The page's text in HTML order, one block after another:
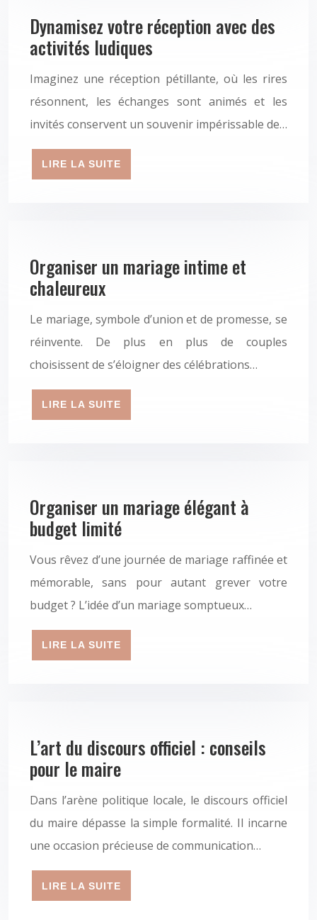
Dynamisez votre réception avec des
activités ludiques
Imaginez une réception pétillante, où les rires
résonnent, les échanges sont animés et les
invités conservent un souvenir impérissable de…
LIRE LA SUITE
Organiser un mariage intime et
chaleureux
Le mariage, symbole d’union et de promesse, se
réinvente. De plus en plus de couples
choisissent de s’éloigner des célébrations…
LIRE LA SUITE
Organiser un mariage élégant à
budget limité
Vous rêvez d’une journée de mariage raffinée et
mémorable, sans pour autant grever votre
budget ? L’idée d’un mariage somptueux…
LIRE LA SUITE
L’art du discours officiel : conseils
pour le maire
Dans l’arène politique locale, le discours officiel
du maire dépasse la simple formalité. Il incarne
une occasion précieuse de communication…
LIRE LA SUITE